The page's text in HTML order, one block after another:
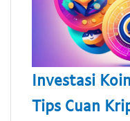
Investasi
Tips Cuan